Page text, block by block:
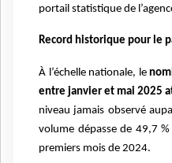
portail statistique de
Record historique pour le
À l’échelle nationale, le
entre janvier et mai 2025
niveau jamais observé
volume dépasse de 49,7
premiers mois de 2024.